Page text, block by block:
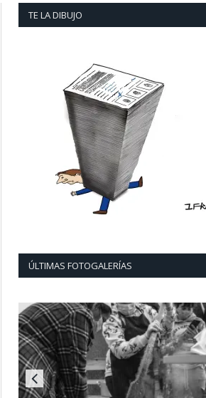
TE LA DIBUJO
ÚLTIMAS FOTOGALERÍAS